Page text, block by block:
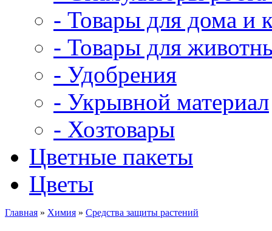
- Товары для дома и
- Товары для
- Удобрения
- Укрывной материал
- Хозтовары
Цветные пакеты
Цветы
Главная » Химия » Средства защиты растений